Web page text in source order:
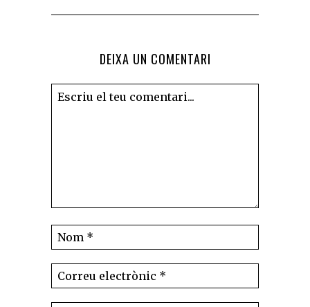
DEIXA UN COMENTARI